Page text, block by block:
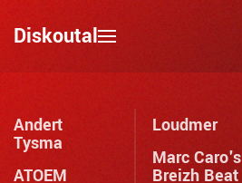
Skip to main content
Diskoutal
Andert
Tysma
ATOEM
Loudmer
Marc Caro's
Breizh Beat